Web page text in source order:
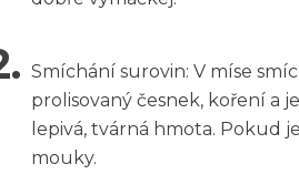
Smíchání surovin: V míse
prolisovaný česnek, koření a
lepivá, tvárná hmota. Pokud
mouky.